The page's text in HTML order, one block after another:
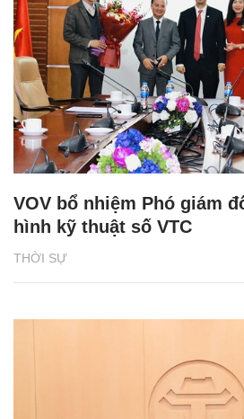
THỜI SỰ
VOV bổ nhiệm Phó giám
hình kỹ thuật số VTC